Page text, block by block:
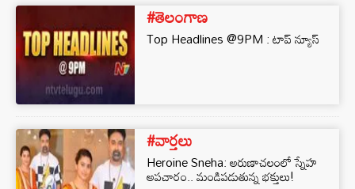
#తెలంగాణ
Top Headlines @9PM : టాప్‌ న్యూస్‌
#వార్తలు
Heroine Sneha: అరుణాచలంలో స్నేహ
అపచారం.. మండిపడుతున్న భక్తులు!